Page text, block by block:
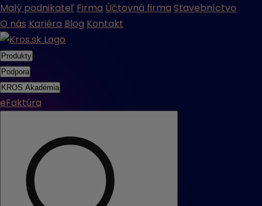
Malý podnikateľ Firma Účtovná firma Stavebníctvo
O nás Kariéra Blog Kontakt
Produkty
Podpora
KROS Akadémia
eFaktúra